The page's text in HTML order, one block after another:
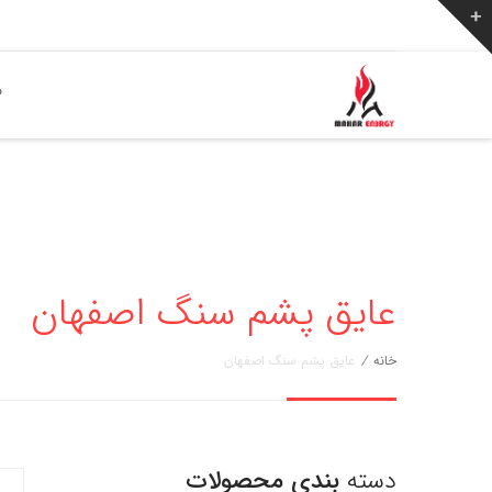
عایق پشم سنگ اصفهان
خانه / عایق پشم سنگ اصفهان
دسته بندی محصولات